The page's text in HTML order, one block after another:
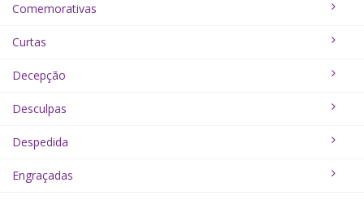
Comemorativas
Curtas
Decepção
Desculpas
Despedida
Engraçadas